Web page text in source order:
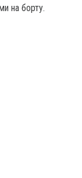
на борту.